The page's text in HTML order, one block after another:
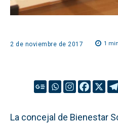
2 de noviembre de 2017 1
La concejal de Bienestar